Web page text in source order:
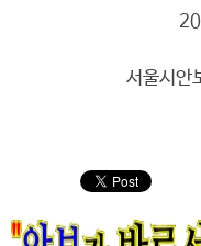
서울시안